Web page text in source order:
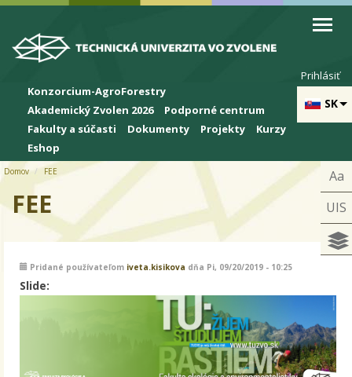
Skip to cookies
Skip to navigation
Skočiť na hlavný obsah
SK
Prihlásiť
Konzorcium-AgroForestry
Akademický Zvolen 2026
Podporné centrum
Fakulty a súčasti
Dokumenty Projekty
Kurzy
Eshop
Aa
UIS
Domov FEE
FEE
Pridané používateľom iveta.kisikova dňa Pi, 09/20/2019 - 10:25
Slide: